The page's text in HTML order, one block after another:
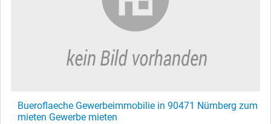
Bueroflaeche Gewerbeimmobilie in 90471 Nürnberg zum
mieten Gewerbe mieten